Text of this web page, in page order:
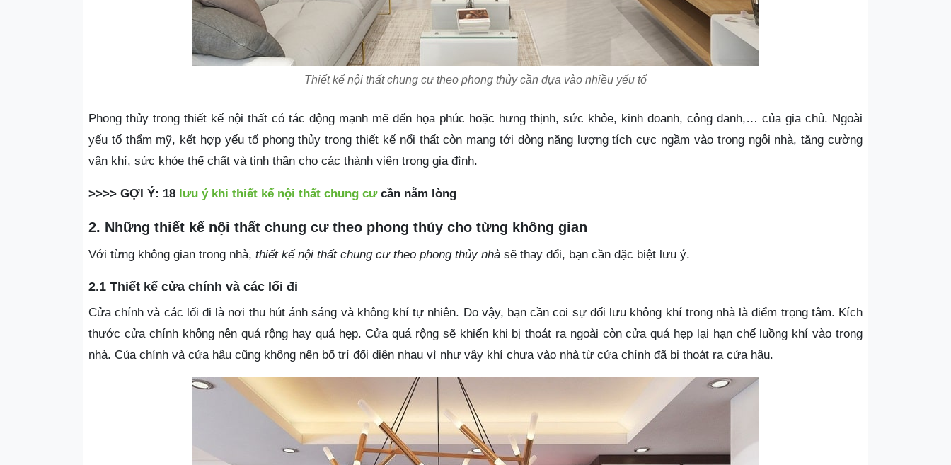
Thiết kế nội thất chung cư theo phong thủy cần dựa vào nhiều yếu tố
Phong thủy trong thiết kế nội thất có tác động mạnh mẽ đến họa phúc hoặc hưng thịnh, sức khỏe, kinh doanh, công danh,… của gia chủ. Ngoài
yếu tố thẩm mỹ, kết hợp yếu tố phong thủy trong thiết kế nổi thất còn mang tới dòng năng lượng tích cực ngầm vào trong ngôi nhà, tăng cường
vận khí, sức khỏe thể chất và tinh thần cho các thành viên trong gia đình.
>>>> GỢI Ý: 18 lưu ý khi thiết kế nội thất chung cưcần nằm lòng
2. Những thiết kế nội thất chung cư theo phong thủy cho từng không gian
Với từng không gian trong nhà, thiết kế nội thất chung cư theo phong thủy nhà sẽ thay đổi, bạn cần đặc biệt lưu ý.
2.1 Thiết kế cửa chính và các lối đi
Cửa chính và các lối đi là nơi thu hút ánh sáng và không khí tự nhiên. Do vậy, bạn cần coi sự đối lưu không khí trong nhà là điểm trọng tâm. Kích
thước cửa chính không nên quá rộng hay quá hẹp. Cửa quá rộng sẽ khiến khi bị thoát ra ngoài còn cửa quá hẹp lại hạn chế luồng khí vào trong
nhà. Của chính và cửa hậu cũng không nên bố trí đối diện nhau vì như vậy khí chưa vào nhà từ cửa chính đã bị thoát ra cửa hậu.